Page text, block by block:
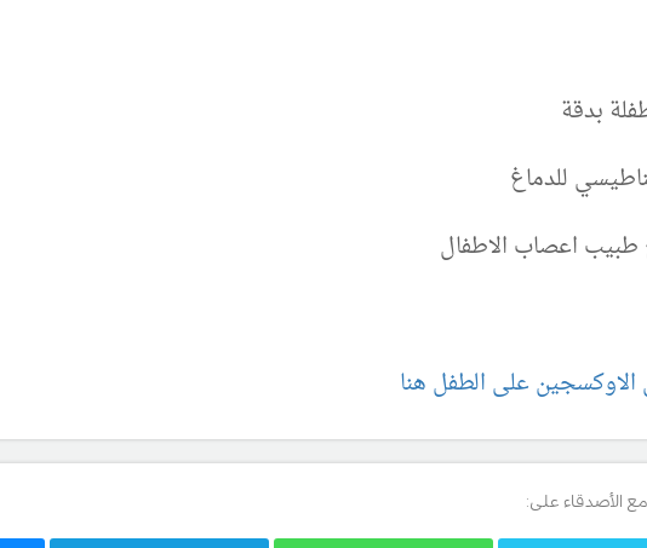
بدقة
للدماغ
طبيب اعصاب الاطفال
على الطفل هنا
الأصدقاء على: